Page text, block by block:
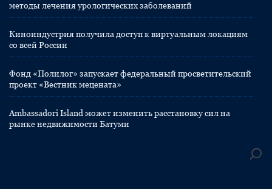
методы лечения урологических заболеваний
Киноиндустрия получила доступ к виртуальным локациям
со всей России
Фонд «Полилог» запускает федеральный просветительский
проект «Вестник мецената»
Ambassadori Island может изменить расстановку сил на
рынке недвижимости Батуми